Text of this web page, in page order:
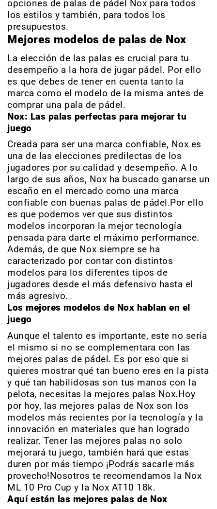
opciones de palas de pádel Nox para todos
los estilos y también, para todos los
presupuestos.
Mejores modelos de palas de Nox
La elección de las palas es crucial para tu
desempeño a la hora de jugar pádel. Por ello
es que debes de tener en cuenta tanto la
marca como el modelo de la misma antes de
comprar una pala de pádel.
Nox: Las palas perfectas para mejorar tu
juego
Creada para ser una marca confiable, Nox es
una de las elecciones predilectas de los
jugadores por su calidad y desempeño. A lo
largo de sus años, Nox ha buscado ganarse un
escaño en el mercado como una marca
confiable con buenas palas de pádel.Por ello
es que podemos ver que sus distintos
modelos incorporan la mejor tecnología
pensada para darte el máximo performance.
Además, de que Nox siempre se ha
caracterizado por contar con distintos
modelos para los diferentes tipos de
jugadores desde el más defensivo hasta el
más agresivo.
Los mejores modelos de Nox hablan en el
juego
Aunque el talento es importante, este no sería
el mismo si no se complementara con las
mejores palas de pádel. Es por eso que si
quieres mostrar qué tan bueno eres en la pista
y qué tan habilidosas son tus manos con la
pelota, necesitas la mejores palas Nox.Hoy
por hoy, las mejores palas de Nox son los
modelos más recientes por la tecnología y la
innovación en materiales que han logrado
realizar. Tener las mejores palas no solo
mejorará tu juego, también hará que estas
duren por más tiempo ¡Podrás sacarle más
provecho!Nosotros te recomendamos la Nox
ML 10 Pro Cup y la Nox AT10 18k.
Aquí están las mejores palas de Nox